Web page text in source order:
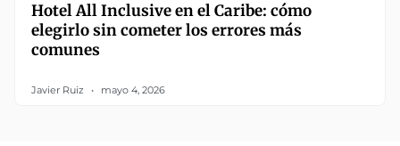
Hotel All Inclusive en el Caribe: cómo
elegirlo sin cometer los errores más
comunes
Javier Ruiz mayo 4, 2026